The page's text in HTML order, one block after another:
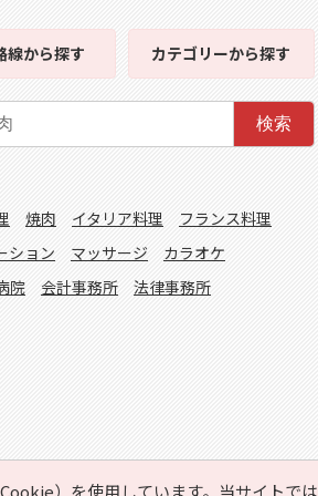
）を使用しています。当サイトでは
線から探す カテゴリーから探す
検索
焼肉 イタリア料理
フランス料理
ション マッサージ
カラオケ
院 会計事務所 法律事務所